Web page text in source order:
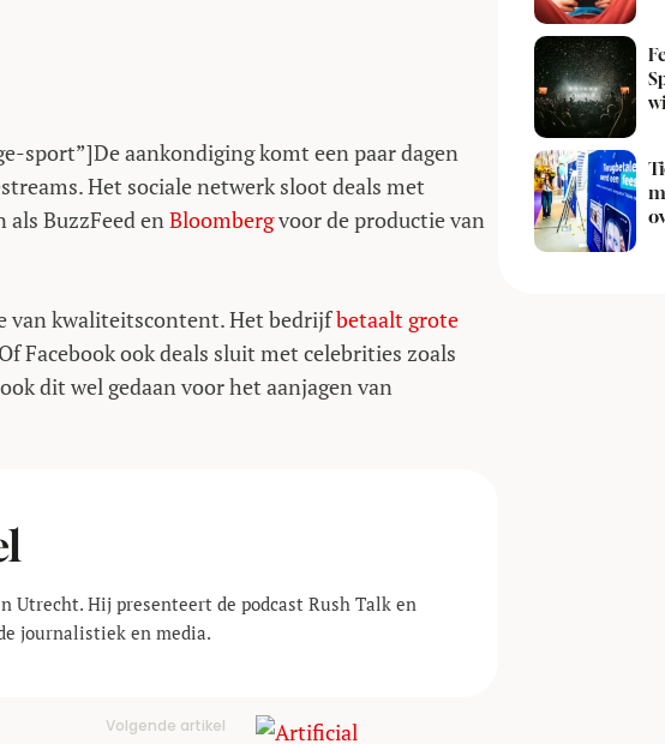
aankondiging komt een paar dagen
Het sociale netwerk sloot deals met
BuzzFeed en Bloombergvoor de productie van
van kwaliteitscontent. Het bedrijfbetaalt grote
Facebook ook deals sluit met celebrities zoals
dit wel gedaan voor het aanjagen van
Utrecht. Hij presenteert de podcast Rush Talk en
journalistiek en media.
Volgende artikel